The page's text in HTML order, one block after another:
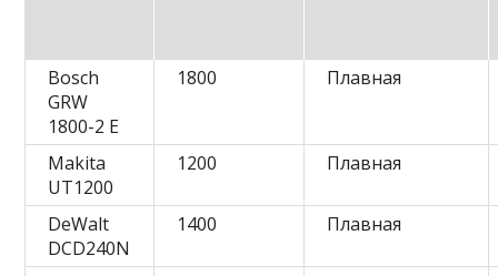
Bosch
GRW
1800-2 E
1800 Плавная
Makita
UT1200
1200 Плавная
DeWalt
DCD240N
1400 Плавная